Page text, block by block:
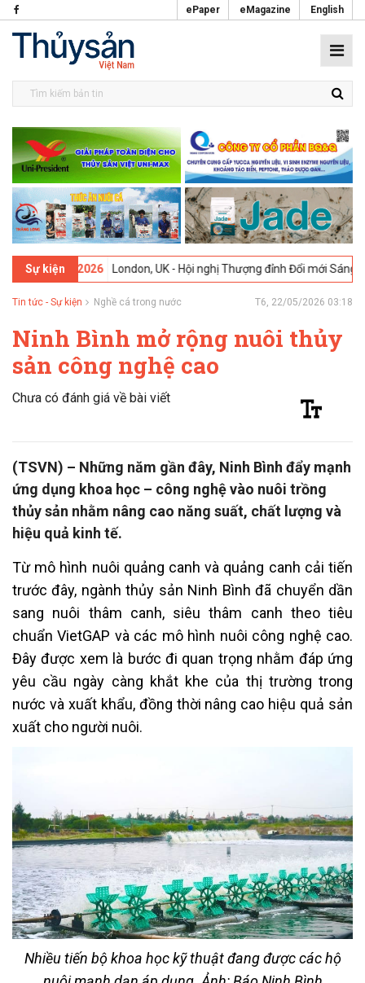
ePaper eMagazine English
Sự kiện
02-2026 London, UK - Hội nghị Thượng đỉnh Đổi mới Sáng tạo
Tin tức - Sự kiện Nghề cá trong nước T6, 22/05/2026 03:18
Ninh Bình mở rộng nuôi thủy
sản công nghệ cao
Chưa có đánh giá về bài viết
(TSVN) – Những năm gần đây, Ninh Bình đẩy mạnh
ứng dụng khoa học – công nghệ vào nuôi trồng
thủy sản nhằm nâng cao năng suất, chất lượng và
hiệu quả kinh tế.
Từ mô hình nuôi quảng canh và quảng canh cải tiến
trước đây, ngành thủy sản Ninh Bình đã chuyển dần
sang nuôi thâm canh, siêu thâm canh theo tiêu
chuẩn VietGAP và các mô hình nuôi công nghệ cao.
Đây được xem là bước đi quan trọng nhằm đáp ứng
yêu cầu ngày càng khắt khe của thị trường trong
nước và xuất khẩu, đồng thời nâng cao hiệu quả sản
xuất cho người nuôi.
Nhiều tiến bộ khoa học kỹ thuật đang được các hộ